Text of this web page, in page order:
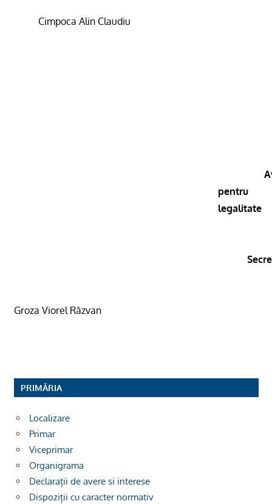
Cimpoca Alin Claudiu
pentru
legalitate
Groza Viorel Răzvan
PRIMĂRIA
Localizare
Primar
Viceprimar
Organigrama
Declarații de avere si interese
Dispoziții cu caracter normativ